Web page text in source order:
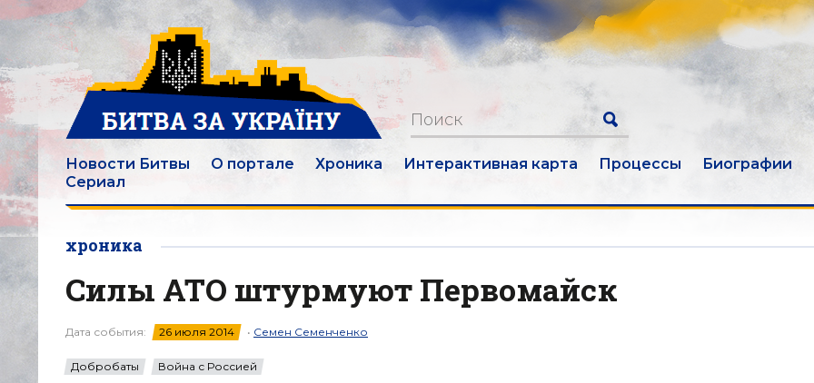
Новости Битвы О портале Хроника Интерактивная карта Процессы Биографии
Сериал
хроника
Силы АТО штурмуют Первомайск
Дата события: 26 июля 2014 • Семен Семенченко
Добробаты Война с Россией